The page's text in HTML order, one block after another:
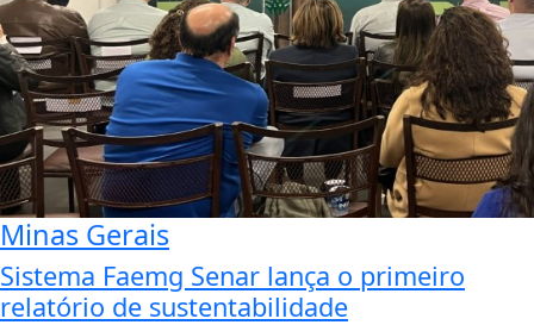
Minas Gerais
Sistema Faemg Senar lança o primeiro
relatório de sustentabilidade